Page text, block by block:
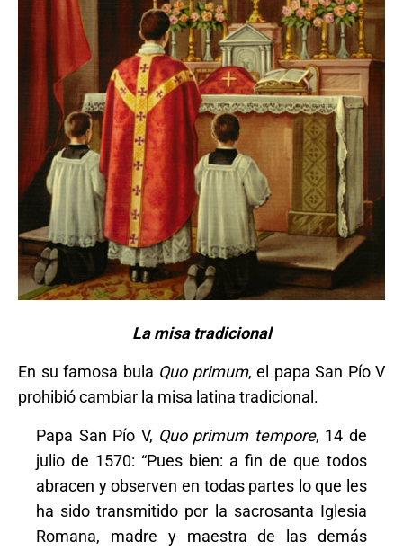
La misa tradicional
En su famosa bula Quo primum, el papa San Pío V
prohibió cambiar la misa latina tradicional.
Papa San Pío V, Quo primum tempore, 14 de
julio de 1570: “Pues bien: a fin de que todos
abracen y observen en todas partes lo que les
ha sido transmitido por la sacrosanta Iglesia
Romana, madre y maestra de las demás